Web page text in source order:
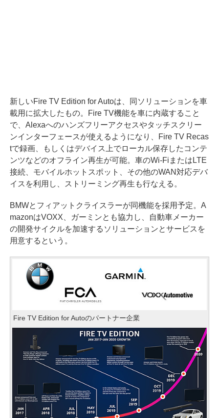
新しいFire TV Edition for Autoは、同ソリューションを車
載用に拡大したもの。Fire TV機能を車に内蔵すること
で、Alexaへのハンズフリーアクセスやタッチスクリー
ンインターフェースが使えるようになり、Fire TV Recas
tで録画、もしくはデバイス上でローカル保存したコンテ
ンツなどのオフライン再生が可能。車のWi-FiまたはLTE
接続、モバイルホットスポット、その他のWAN対応デバ
イスを利用し、ストリーミング再生も行なえる。
BMWとフィアットクライスラーが同機能を採用予定。A
mazonはVOXX、ガーミンとも協力し、自動車メーカー
の開発サイクルを加速するソリューションとサービスを
用意するという。
Fire TV Edition for Autoのパートナー企業